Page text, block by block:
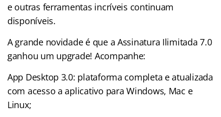
e outras ferramentas incríveis continuam
disponíveis.
A grande novidade é que a Assinatura Ilimitada 7.0
ganhou um upgrade! Acompanhe:
App Desktop 3.0: plataforma completa e atualizada
com acesso a aplicativo para Windows, Mac e
Linux;